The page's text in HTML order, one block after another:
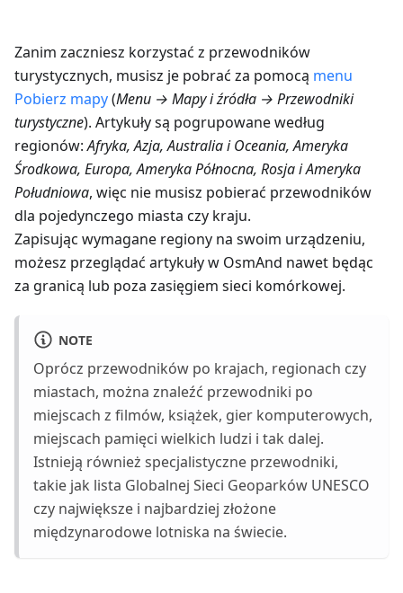
Zanim zaczniesz korzystać z przewodników
turystycznych, musisz je pobrać za pomocą menu
Pobierz mapy(Menu → Mapy i źródła → Przewodniki
turystyczne). Artykuły są pogrupowane według
regionów:Afryka, Azja, Australia i Oceania, Ameryka
Środkowa, Europa, Ameryka Północna, Rosja i Ameryka
Południowa, więc nie musisz pobierać przewodników
dla pojedynczego miasta czy kraju.
Zapisując wymagane regiony na swoim urządzeniu,
możesz przeglądać artykuły w OsmAnd nawet będąc
za granicą lub poza zasięgiem sieci komórkowej.
NOTE
Oprócz przewodników po krajach, regionach czy
miastach, można znaleźć przewodniki po
miejscach z filmów, książek, gier komputerowych,
miejscach pamięci wielkich ludzi i tak dalej.
Istnieją również specjalistyczne przewodniki,
takie jak lista Globalnej Sieci Geoparków UNESCO
czy największe i najbardziej złożone
międzynarodowe lotniska na świecie.